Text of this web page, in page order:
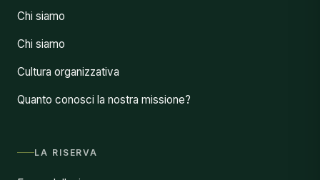
Chi siamo
Chi siamo
Cultura organizzativa
Quanto conosci la nostra missione?
LA RISERVA